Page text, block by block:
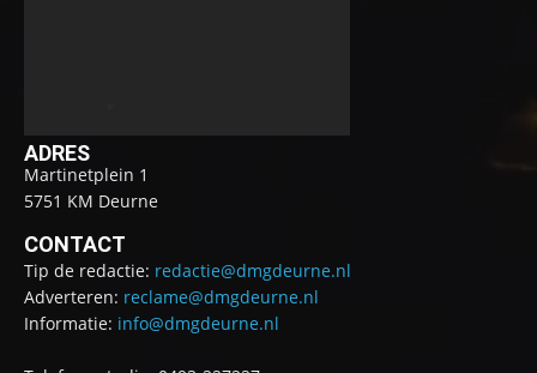
ADRES
Martinetplein 1
5751 KM Deurne
CONTACT
Tip de redactie: redactie@dmgdeurne.nl
Adverteren: reclame@dmgdeurne.nl
Informatie: info@dmgdeurne.nl